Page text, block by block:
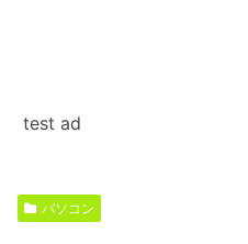
test ad
パソコン